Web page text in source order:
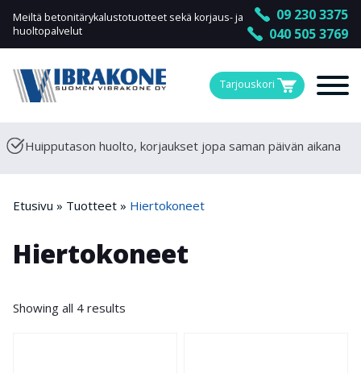
Meiltä betonitärykalustotuotteet sekä korjaus- ja
huoltopalvelut
09 230 3375
040 505 3769
Tarjouskori
Huipputason huolto, korjaukset jopa saman päivän aikana
Etusivu » Tuotteet » Hiertokoneet
Hiertokoneet
Showing all 4 results